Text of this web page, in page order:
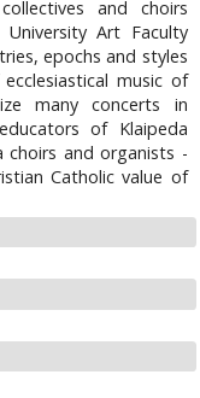
and choirs
Art Faculty
epochs and styles
music of
many concerts in
of Klaipeda
choirs and organists -
Catholic value of